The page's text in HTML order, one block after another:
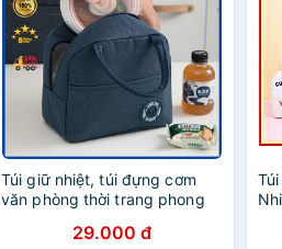
Túi giữ nhiệt, túi đựng cơm
văn phòng thời trang phong
29.000 đ